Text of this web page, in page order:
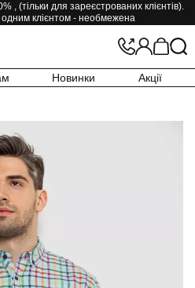
, (тільки для зареєстрованих клієнтів).
одним клієнтом - необмежена
Новинки Акції